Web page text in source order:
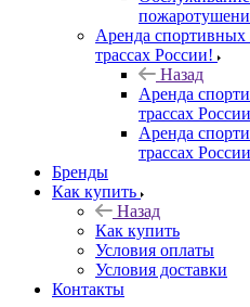
Аренда
трассах России!
Назад
Аренда
трассах
Аренда
трассах
Бренды
Как купить
Назад
Как купить
Условия оплаты
Условия доставки
Контакты